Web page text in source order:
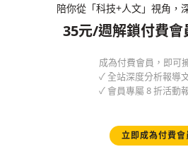
陪你從「科技+人文」視角，
35元/週解鎖付費會
成為付費會員，即可
✓ 全站深度分析報導
✓ 會員專屬 8 折活動
立即成為付費會